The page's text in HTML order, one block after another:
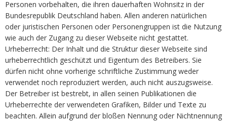
Personen vorbehalten, die ihren dauerhaften Wohnsitz in der
Bundesrepublik Deutschland haben. Allen anderen natürlichen
oder juristischen Personen oder Personengruppen ist die Nutzung
wie auch der Zugang zu dieser Webseite nicht gestattet.
Urheberrecht: Der Inhalt und die Struktur dieser Webseite sind
urheberrechtlich geschützt und Eigentum des Betreibers. Sie
dürfen nicht ohne vorherige schriftliche Zustimmung weder
verwendet noch reproduziert werden, auch nicht auszugsweise.
Der Betreiber ist bestrebt, in allen seinen Publikationen die
Urheberrechte der verwendeten Grafiken, Bilder und Texte zu
beachten. Allein aufgrund der bloßen Nennung oder Nichtnennung